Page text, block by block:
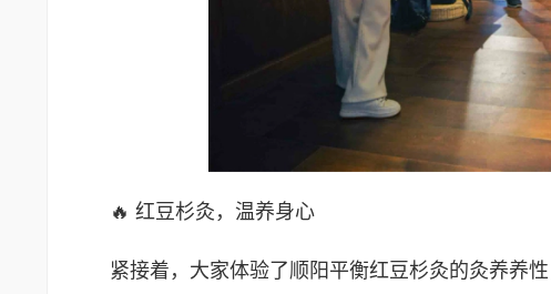
🔥 红豆杉灸，温养身心
紧接着，大家体验了顺阳平衡红豆杉灸的灸养养